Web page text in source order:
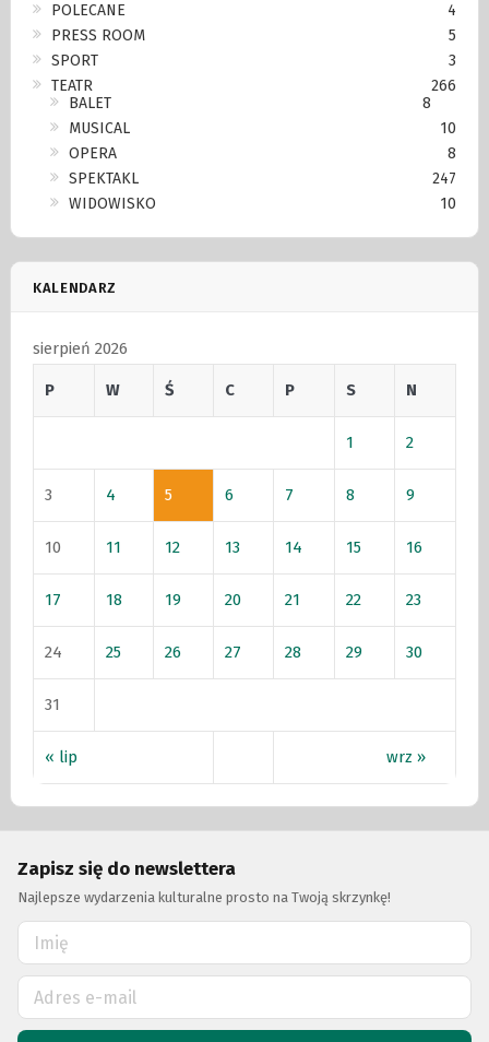
POLECANE
4
PRESS ROOM
5
SPORT
3
TEATR
266
BALET
8
MUSICAL
10
OPERA
8
SPEKTAKL
247
WIDOWISKO
10
KALENDARZ
sierpień 2026
P W Ś C P S N
« lip wrz »
1 2
3 4 5 6 7 8 9
10 11 12 13 14 15 16
17 18 19 20 21 22 23
24 25 26 27 28 29 30
31
Zapisz się do newslettera
Najlepsze wydarzenia kulturalne prosto na Twoją skrzynkę!